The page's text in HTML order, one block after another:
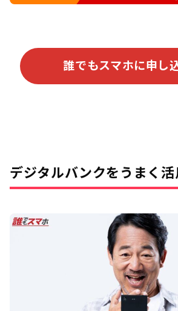
誰でもスマホに申し
デジタルバンクをうまく活